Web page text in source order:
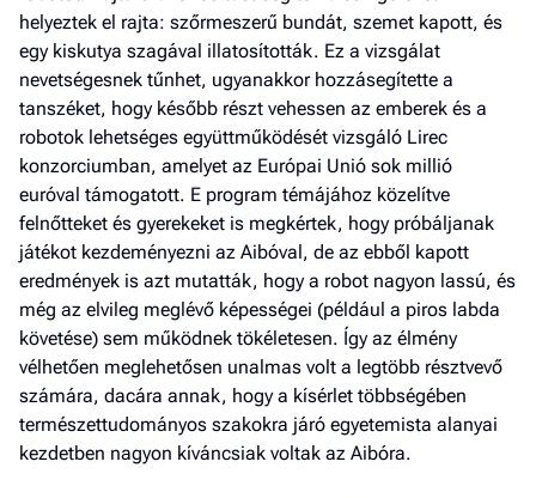
helyeztek el rajta: szőrmeszerű bundát, szemet kapott, és
egy kiskutya szagával illatosították. Ez a vizsgálat
nevetségesnek tűnhet, ugyanakkor hozzásegítette a
tanszéket, hogy később részt vehessen az emberek és a
robotok lehetséges együttműködését vizsgáló Lirec
konzorciumban, amelyet az Európai Unió sok millió
euróval támogatott. E program témájához közelítve
felnőtteket és gyerekeket is megkértek, hogy próbáljanak
játékot kezdeményezni az Aibóval, de az ebből kapott
eredmények is azt mutatták, hogy a robot nagyon lassú, és
még az elvileg meglévő képességei (például a piros labda
követése) sem működnek tökéletesen. Így az élmény
vélhetően meglehetősen unalmas volt a legtöbb résztvevő
számára, dacára annak, hogy a kísérlet többségében
természettudományos szakokra járó egyetemista alanyai
kezdetben nagyon kíváncsiak voltak az Aibóra.